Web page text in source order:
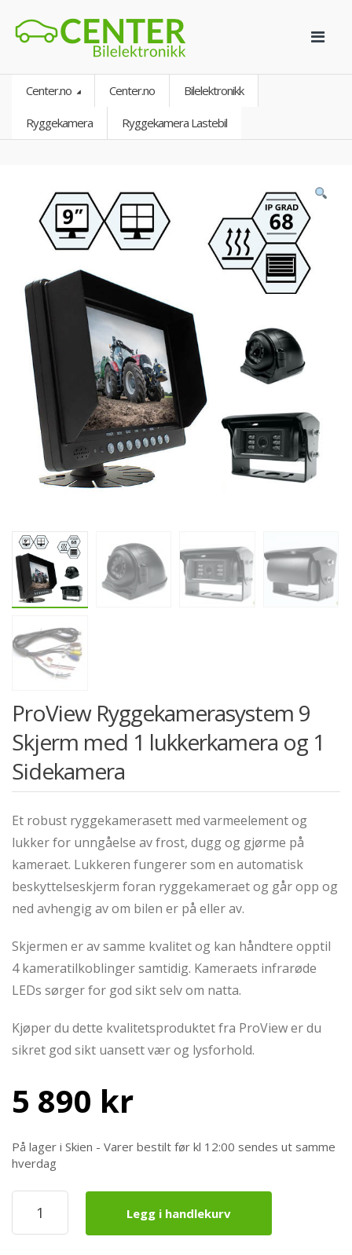
Center.no Center.no Bilelektronikk
Ryggekamera Ryggekamera Lastebil
ProView Ryggekamerasystem 9
Skjerm med 1 lukkerkamera og 1
Sidekamera
Et robust ryggekamerasett med varmeelement og
lukker for unngåelse av frost, dugg og gjørme på
kameraet. Lukkeren fungerer som en automatisk
beskyttelseskjerm foran ryggekameraet og går opp og
ned avhengig av om bilen er på eller av.
Skjermen er av samme kvalitet og kan håndtere opptil
4 kameratilkoblinger samtidig. Kameraets infrarøde
LEDs sørger for god sikt selv om natta.
Kjøper du dette kvalitetsproduktet fra ProView er du
sikret god sikt uansett vær og lysforhold.
5 890 kr
På lager i Skien - Varer bestilt før kl 12:00 sendes ut samme
hverdag
ProView
Ryggekamerasystem
9
Legg i handlekurv